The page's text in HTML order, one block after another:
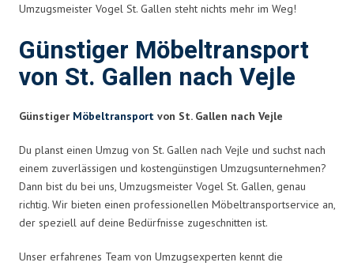
Umzugsmeister Vogel St. Gallen steht nichts mehr im Weg!
Günstiger Möbeltransport
von St. Gallen nach Vejle
Günstiger Möbeltransport von St. Gallen nach Vejle
Du planst einen Umzug von St. Gallen nach Vejle und suchst nach
einem zuverlässigen und kostengünstigen Umzugsunternehmen?
Dann bist du bei uns, Umzugsmeister Vogel St. Gallen, genau
richtig. Wir bieten einen professionellen Möbeltransportservice an,
der speziell auf deine Bedürfnisse zugeschnitten ist.
Unser erfahrenes Team von Umzugsexperten kennt die